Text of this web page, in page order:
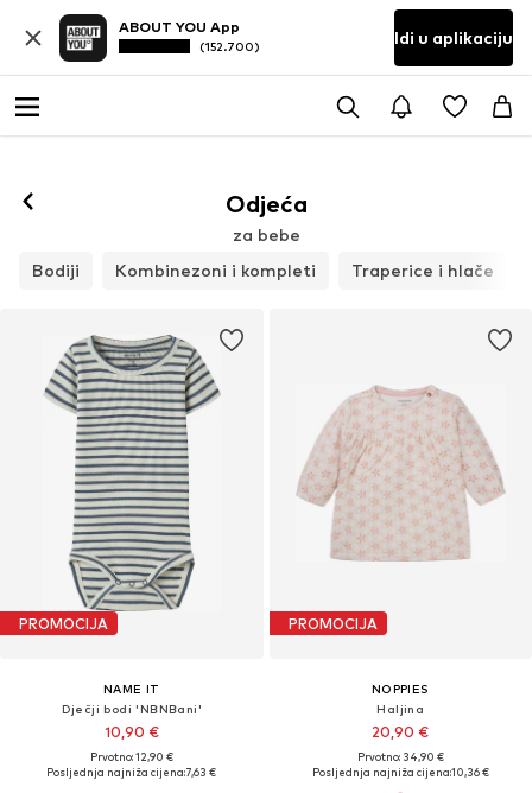
ABOUT YOU App
(152.700) Idi u aplikaciju
Odjeća
za bebe
Bodiji
Kombinezoni i kompleti Traperice i hlače
PROMOCIJA
NAME IT
Dječji bodi 'NBNBani'
10,90 €
Prvotno: 12,90 €
Posljednja najniža cijena:7,63 €
PROMOCIJA
NOPPIES
Haljina
20,90 €
Prvotno: 34,90 €
Posljednja najniža cijena:10,36 €